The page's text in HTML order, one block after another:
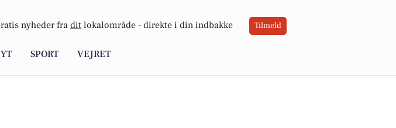
nyheder fra dit lokalområde - direkte i din indbakke Tilmeld
SPORT VEJRET